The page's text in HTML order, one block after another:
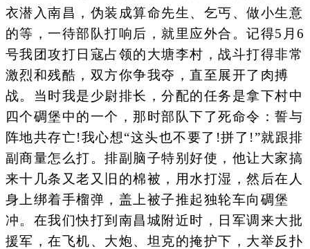
衣潜入南昌，伪装成算命先生、乞丐、做小生意
的等，一待部队打响后，就里应外合。记得5月6
号我团攻打日寇占领的大塘李村，战斗打得非常
激烈和残酷，双方你争我夺，直至展开了肉搏
战。当时我是少尉排长，分配的任务是拿下村中
四个碉堡中的一个，那时部队下了死命令：誓与
阵地共存亡!我心想“这头也不要了!拼了!”就跟排
副商量怎么打。排副脑子特别好使，他让大家搞
来十几条又老又旧的棉被，用水打湿，然后在人
身上绑着手榴弹，盖上被子推起独轮车向碉堡
冲。在我们快打到南昌城附近时，日军调来大批
援军，在飞机、大炮、坦克的掩护下，大举反扑